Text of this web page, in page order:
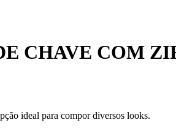
CHAVE COM
ideal para compor diversos looks.